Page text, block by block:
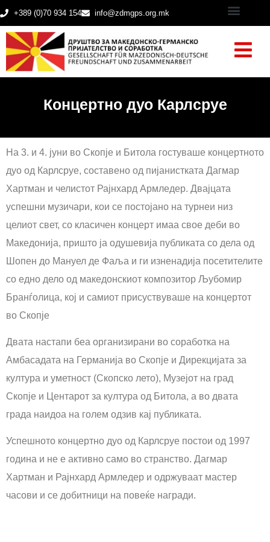
+389 (0)70 934 154 info@zdmgps.org.mk
Концертно дуо Карлсруе
На 3. и 4. јуни во Скопје и Битола гостуваше концертното
дуо од Карлсруе, составено од пијанистката Дагмар
Хартман и челистот Рајнхард Армледер. Двајцата
успешни музичари, кои се постојано на турнеи низ
целиот свет, со класичен концерт имаа свое деби во
Македонија, пришто ја одушевија публиката со дела од
Шопен до Мануел де Фаља и ги изненадија посетителите
со едно дело од македонскиот композитор Љубомир
Бранѓолица, кој и самиот присуствуваше на концертот
во Скопје
Двата настапи беа организирани во соработка на
Амбасадата на Германија во Скопје и Дирекцијата за
култура и уметност (Скопско лето), Музејот на град
Скопје и Центарот за култура од Битола, а во двата
града наидоа на голем одзив кај публиката.
Успешното концертно дуо од Карлсруе постои од 1997
година и не е активно само во странство. Дагмар
Хартман и Рајнхард Армледер и одржуваат мастер
часови и се добитници на повеќе награди.